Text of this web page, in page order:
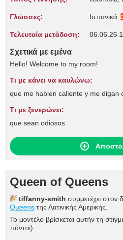
Γλώσσες: Ισπανικά
Τελευταία μετάδοση: 06.06.26
Σχετικά με εμένα
Hello! Welcome to my room!
Τι με κάνει να καυλώνω:
que me hablen caliente y me digan
Τι με ξενερώνει:
que sean odiosos
Queen of Queens
tiffanny-smith συμμετέχει στον
Queens της Λατινικής Αμερικής.
Το μοντέλο βρίσκεται αυτήν τη
πόντοι).